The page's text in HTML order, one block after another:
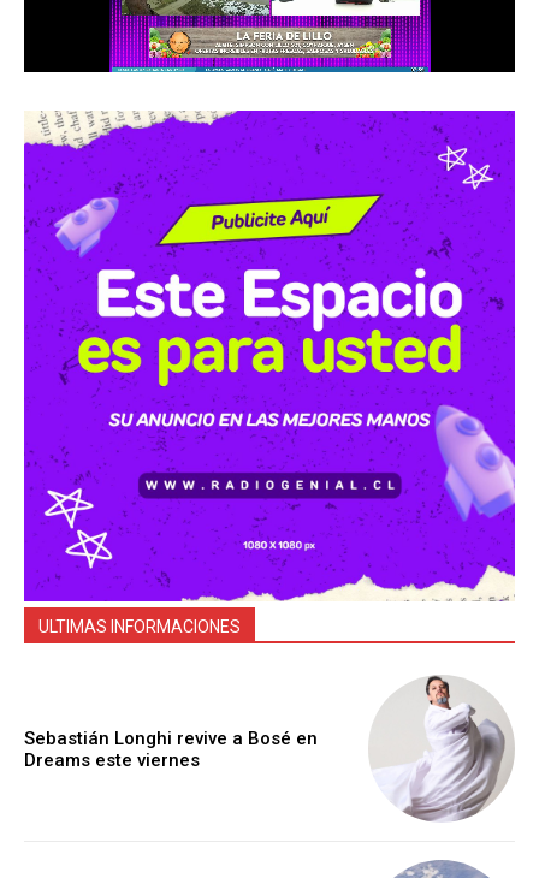
ULTIMAS INFORMACIONES
Sebastián Longhi revive a Bosé en
Dreams este viernes